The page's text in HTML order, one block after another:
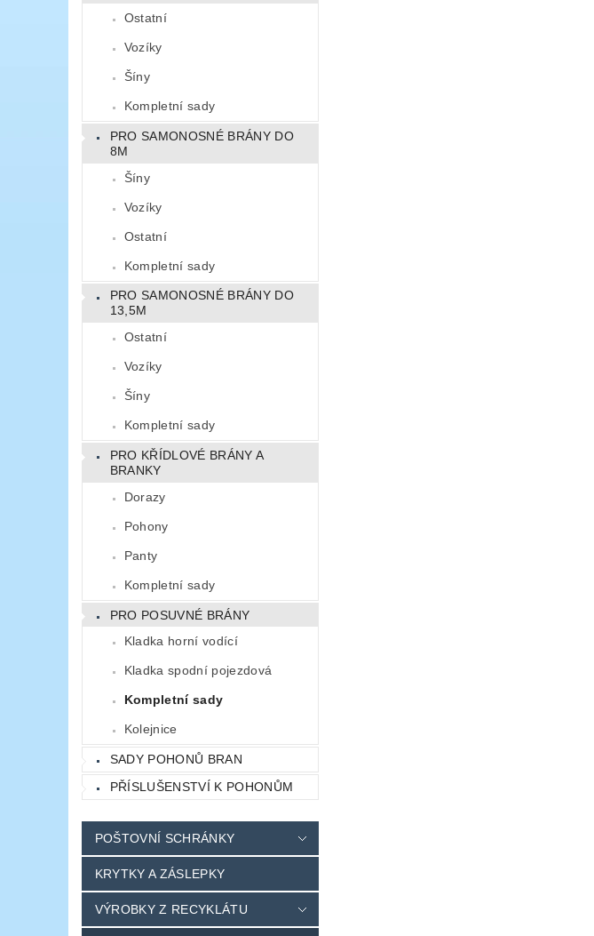
Ostatní
Vozíky
Šíny
Kompletní sady
PRO SAMONOSNÉ BRÁNY DO
8M
Šíny
Vozíky
Ostatní
Kompletní sady
PRO SAMONOSNÉ BRÁNY DO
13,5M
Ostatní
Vozíky
Šíny
Kompletní sady
PRO KŘÍDLOVÉ BRÁNY A
BRANKY
Dorazy
Pohony
Panty
Kompletní sady
PRO POSUVNÉ BRÁNY
Kladka horní vodící
Kladka spodní pojezdová
Kompletní sady
Kolejnice
SADY POHONŮ BRAN
PŘÍSLUŠENSTVÍ K POHONŮM
POŠTOVNÍ SCHRÁNKY
KRYTKY A ZÁSLEPKY
VÝROBKY Z RECYKLÁTU